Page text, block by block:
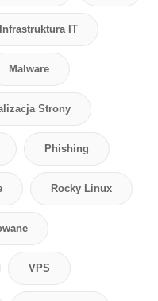
Infrastruktura IT
Malware
Strony
Phishing
Rocky Linux
VPS